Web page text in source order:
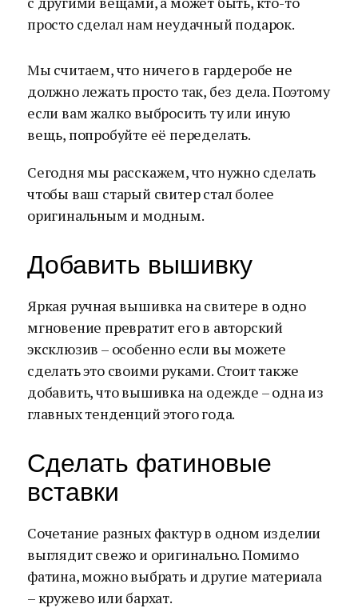
просто сделал нам неудачный подарок.
Мы считаем, что ничего в гардеробе не
должно лежать просто так, без дела. Поэтому
если вам жалко выбросить ту или иную
вещь, попробуйте её переделать.
Сегодня мы расскажем, что нужно сделать
чтобы ваш старый свитер стал более
оригинальным и модным.
Добавить вышивку
Яркая ручная вышивка на свитере в одно
мгновение превратит его в авторский
эксклюзив – особенно если вы можете
сделать это своими руками. Стоит также
добавить, что вышивка на одежде – одна из
главных тенденций этого года.
Сделать фатиновые
вставки
Сочетание разных фактур в одном изделии
выглядит свежо и оригинально. Помимо
фатина, можно выбрать и другие материала
– кружево или бархат.